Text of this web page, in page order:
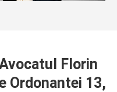
Avocatul Florin
Ordonantei 13,